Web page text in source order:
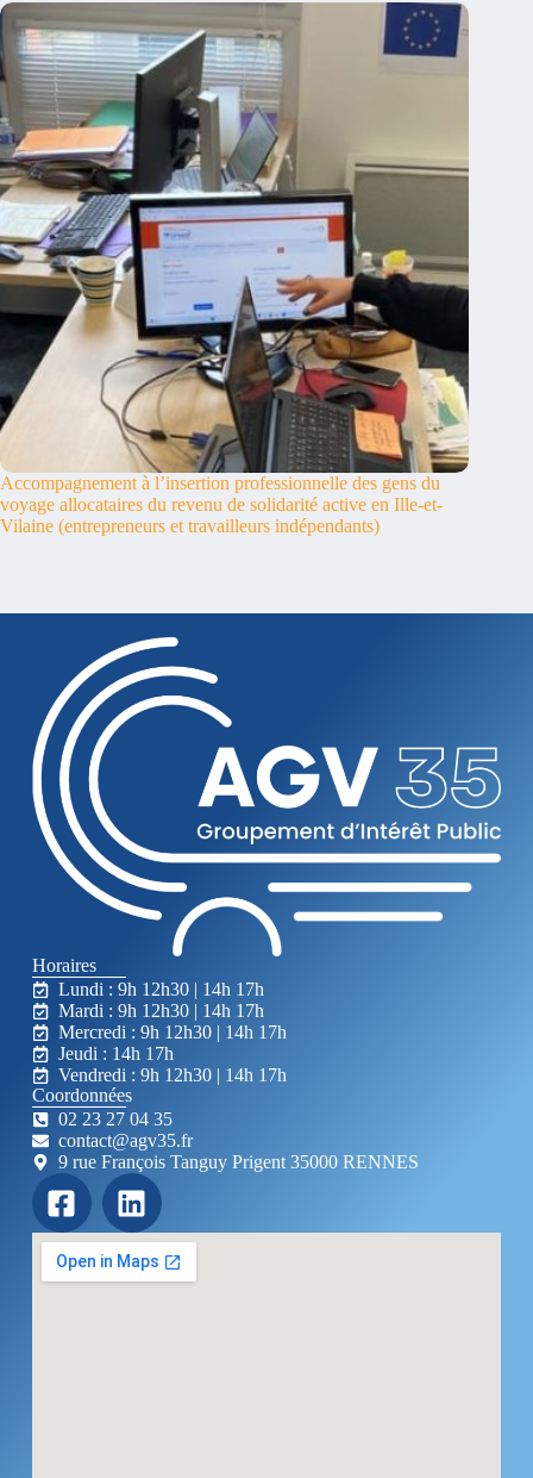
Accompagnement à l’insertion professionnelle des gens du
voyage allocataires du revenu de solidarité active en Ille-et-
Vilaine (entrepreneurs et travailleurs indépendants)
Horaires
Lundi : 9h 12h30 | 14h 17h
Mardi : 9h 12h30 | 14h 17h
Mercredi : 9h 12h30 | 14h 17h
Jeudi : 14h 17h
Vendredi : 9h 12h30 | 14h 17h
Coordonnées
02 23 27 04 35
contact@agv35.fr
9 rue François Tanguy Prigent 35000 RENNES